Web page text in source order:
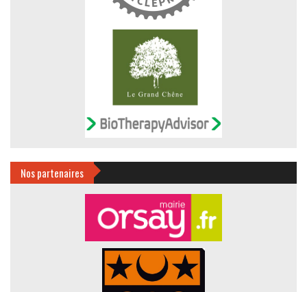
Nos partenaires